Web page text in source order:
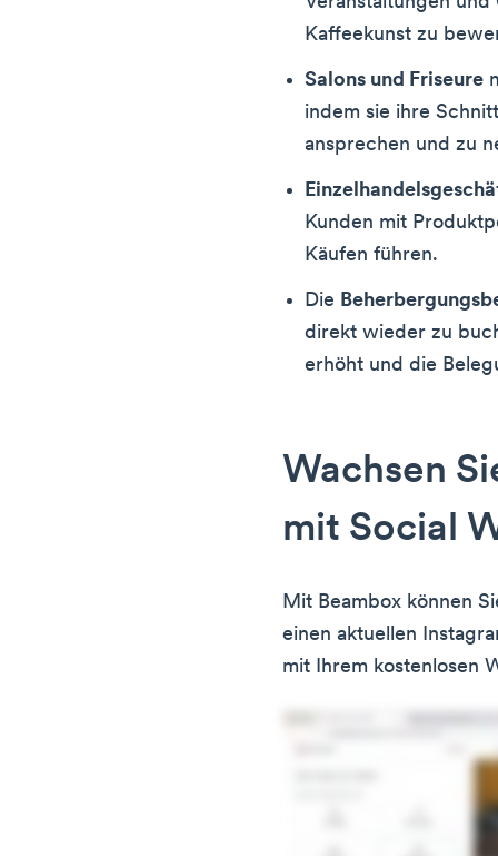
Kaffeekunst zu
Salons und Friseure
indem sie ihre
ansprechen und zu
Kunden mit
Käufen führen.
Die
direkt wieder zu
erhöht und die
Wachsen
mit Social
Mit Beambox können
einen aktuellen
mit Ihrem kostenlosen